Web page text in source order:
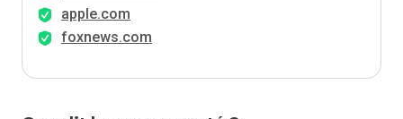
apple.com
foxnews.com